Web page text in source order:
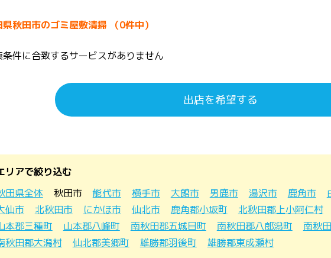
秋田市のゴミ屋敷清掃 （0件中）
条件に合致するサービスがありません
出店を希望する
リアで絞り込む
田県全体
秋田市 能代市 横手市 大館市 男鹿市 湯沢市 鹿角市
仙市
北秋田市 にかほ市 仙北市 鹿角郡小坂町 北秋田郡上小阿仁村
本郡三種町
山本郡八峰町 南秋田郡五城目町 南秋田郡八郎潟町
南秋
秋田郡大潟村
仙北郡美郷町 雄勝郡羽後町 雄勝郡東成瀬村